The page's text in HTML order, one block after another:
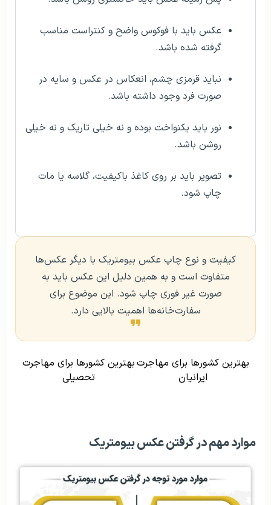
عکس باید با فوکوس واضح و کنتراست مناسب
گرفته شده باشد.
نباید قرمزی چشم، انعکاس در عکس و سایه در
صورت فرد وجود داشته باشد.
نور باید یکنواخت بوده و نه خیلی تاریک و نه خیلی
روشن باشد.
تصویر باید بر روی کاغذ باکیفیت، گلاسه یا مات
چاپ شود.
کیفیت و نوع چاپ عکس بیومتریک با دیگر عکس‌ها
متفاوت است و به همین دلیل این عکس باید به
صورت غیر فوری چاپ شود. این موضوع برای
سفارت‌خانه‌ها اهمیت بالایی دارد.
بهترین کشورها برای مهاجرت
ایرانیان
بهترین کشورها برای مهاجرت
تحصیلی
موارد مهم در گرفتن عکس بیومتریک